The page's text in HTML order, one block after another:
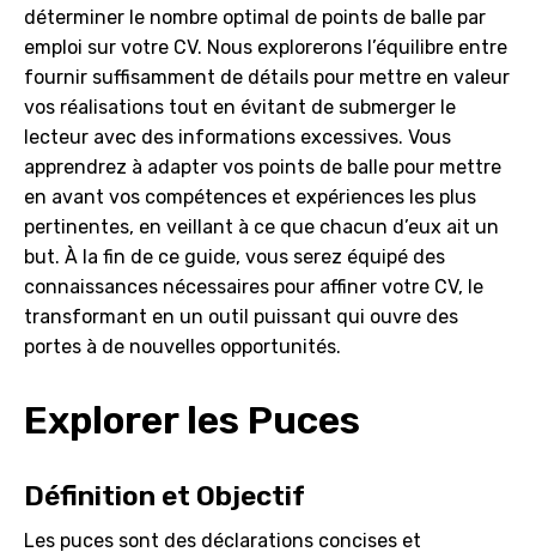
déterminer le nombre optimal de points de balle par
emploi sur votre CV. Nous explorerons l’équilibre entre
fournir suffisamment de détails pour mettre en valeur
vos réalisations tout en évitant de submerger le
lecteur avec des informations excessives. Vous
apprendrez à adapter vos points de balle pour mettre
en avant vos compétences et expériences les plus
pertinentes, en veillant à ce que chacun d’eux ait un
but. À la fin de ce guide, vous serez équipé des
connaissances nécessaires pour affiner votre CV, le
transformant en un outil puissant qui ouvre des
portes à de nouvelles opportunités.
Explorer les Puces
Définition et Objectif
Les puces sont des déclarations concises et